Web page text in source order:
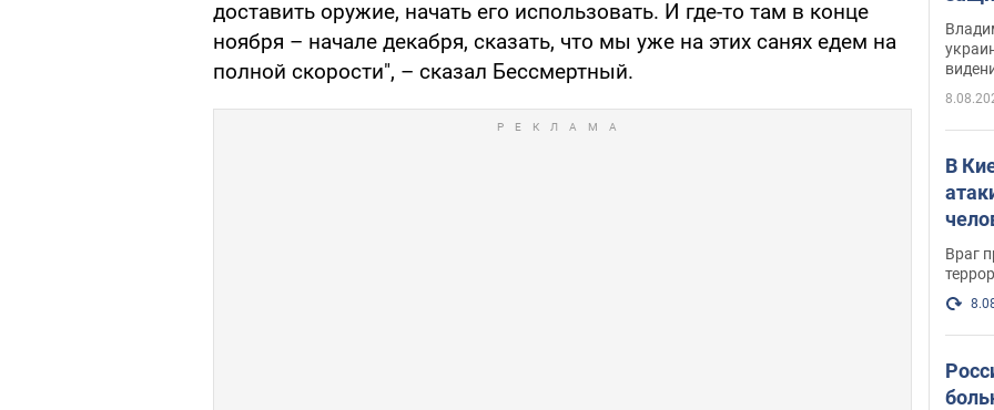
доставить оружие, начать его использовать. И где-то там в конце
ноября – начале декабря, сказать, что мы уже на этих санях едем на
полной скорости", – сказал Бессмертный.
В
Враг